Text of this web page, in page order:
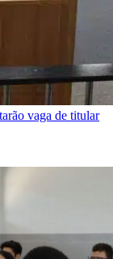
vaga de titular